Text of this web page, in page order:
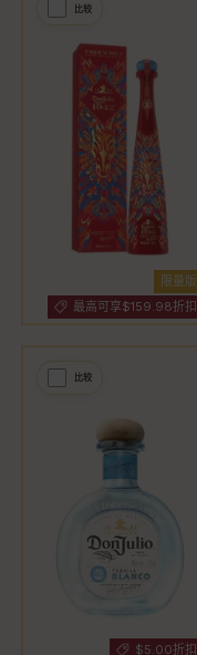
比较
限量版
最高可享$159.98折扣
比较
$5.00折扣